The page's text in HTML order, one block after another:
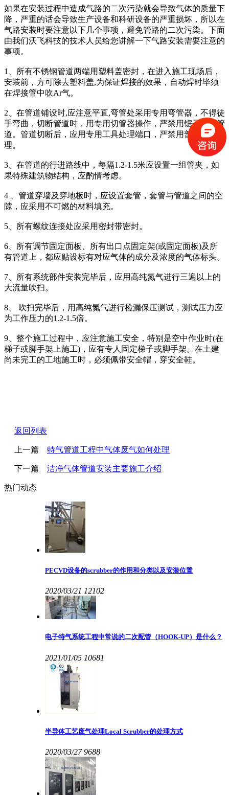
如果在安装过程中造成气路的二次污染就会导致气体的质量下
降，严重的话会导致生产设备和科研设备的严重损坏，所以在
气路安装时要注意以下几个事项，避免管路的二次污染。下面
由我们沃飞科技的技术人员给您讲解一下气路安装需要注意的
事项。
1、所有不锈钢管道两端用塑料盖密封，在进入施工现场后，
安装前，方可除去塑料盖,为保证焊接的效果，自动焊时毕须
在焊接管中吹Ar气。
2、在管道铺设时,应注意平直,弯管处采用专用弯管器，不得徒
手弯曲，切断管道时，用专用切管器操作，严禁用锯子锯断管
道。管道切断后，应用专用工具处理端口，严禁用普通锉刀处
理。
3、在管道的行进路线中，每隔1.2-1.5米应设置一组管夹，如
果特殊建筑物结构，应酌情考虑。
4 、管道穿墙及穿地板时，应设置套管，套管与管道之间的空
隙，应采用不可燃的材料填充。
5、所有螺纹连接处应采用密封带密封。
6、所有调节固定面板、所有出口点固定架(或固定面板)及所
有管道上，都应贴设标有对应气体的成分及浓度的气体标头。
7、所有系统部件安装完毕后，应用高纯氮气进行三遍以上的
大流量吹扫。
8、 吹扫完毕后，用高纯氮气进行检漏保压测试，测试压力应
为工作压力的1.2-1.5倍。
9、整个施工过程中，应注意施工安全，特别是空中作业时(在
梯子或脚手架上施工)，应有专人固定梯子或脚手架。在土建
尚未完工的工地施工时，必须佩带安全帽，穿安全鞋。
返回列表
上一篇 特气管道工程中气体废气如何处理
下一篇 洁净气体管道安装主要施工介绍
热门动态
PECVD设备的scrubber的作用和分类以及安装位置
2020/03/21 12102
电子特气系统工程中常说的二次配管（HOOK-UP）是什么？
2021/01/05 10681
半导体工艺废气处理Local Scrubber的处理方式
2020/03/27 9688